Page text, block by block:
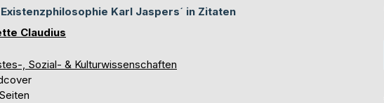
Karl Jaspers´ in Zitaten
Claudius
, Sozial- & Kulturwissenschaften